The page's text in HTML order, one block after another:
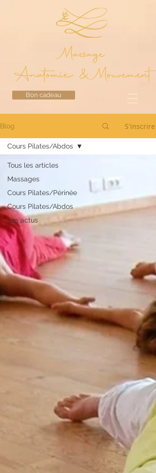
Massage
Anatomie & Mouvement
Bon cadeau
Blog S'inscrire
Tous les articles
Massages
Cours Pilates/Périnée
Cours Pilates/Abdos
Les actus
Cours Pilates/Abdos